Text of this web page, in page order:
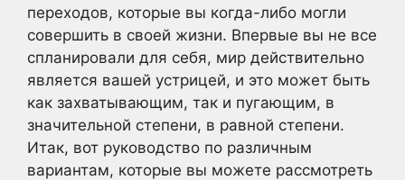
переходов, которые вы когда-либо могли
совершить в своей жизни. Впервые вы не все
спланировали для себя, мир действительно
является вашей устрицей, и это может быть
как захватывающим, так и пугающим, в
значительной степени, в равной степени.
Итак, вот руководство по различным
вариантам, которые вы можете рассмотреть